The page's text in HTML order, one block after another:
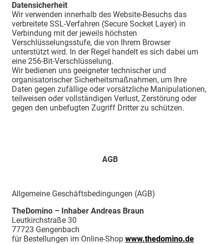
Datensicherheit
Wir verwenden innerhalb des Website-Besuchs das
verbreitete SSL-Verfahren (Secure Socket Layer) in
Verbindung mit der jeweils höchsten
Verschlüsselungsstufe, die von Ihrem Browser
unterstützt wird. In der Regel handelt es sich dabei um
eine 256-Bit-Verschlüsselung.
Wir bedienen uns geeigneter technischer und
organisatorischer Sicherheitsmaßnahmen, um Ihre
Daten gegen zufällige oder vorsätzliche Manipulationen,
teilweisen oder vollständigen Verlust, Zerstörung oder
gegen den unbefugten Zugriff Dritter zu schützen.
AGB
Allgemeine Geschäftsbedingungen (AGB)
TheDomino – Inhaber Andreas Braun
Leutkirchstraße 30
77723 Gengenbach
für Bestellungen im Online-Shop www.thedomino.de